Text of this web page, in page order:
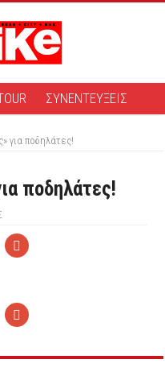
ΣΥΝΕΝΤΕΥΞΕΙΣ
για ποδηλάτες!
ποδηλάτες!